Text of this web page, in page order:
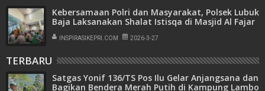
Kebersamaan Polri dan Masyarakat, Polsek Lubuk
Baja Laksanakan Shalat Istisqa di Masjid Al Fajar
INSPIRASIKEPRI.COM 2026-3-27
TERBARU
Satgas Yonif 136/TS Pos Ilu Gelar Anjangsana dan
Bagikan Bendera Merah Putih di Kampung Lambo